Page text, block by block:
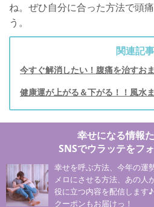
ね。ぜひ自分に合った方法で頭
う。
関連記事
今すぐ解消したい！腹痛を治すお
健康運が上がる＆下がる！！風水
幸せになる情報
SNSでウラッテをフ
幸せを呼ぶ方法、今年の運
メロにさせる方法、あの人
役に立つ内容を配信します
クーポンもお届けっ！